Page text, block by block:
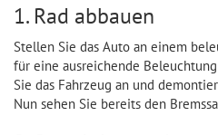
1. Rad abbauen
Stellen Sie das Auto an einem
für eine ausreichende
Sie das Fahrzeug an und
Nun sehen Sie bereits den